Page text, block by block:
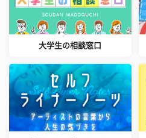
大学生の相談窓口